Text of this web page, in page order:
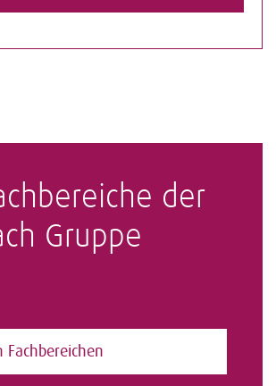
der
Gruppe
Fachbereichen